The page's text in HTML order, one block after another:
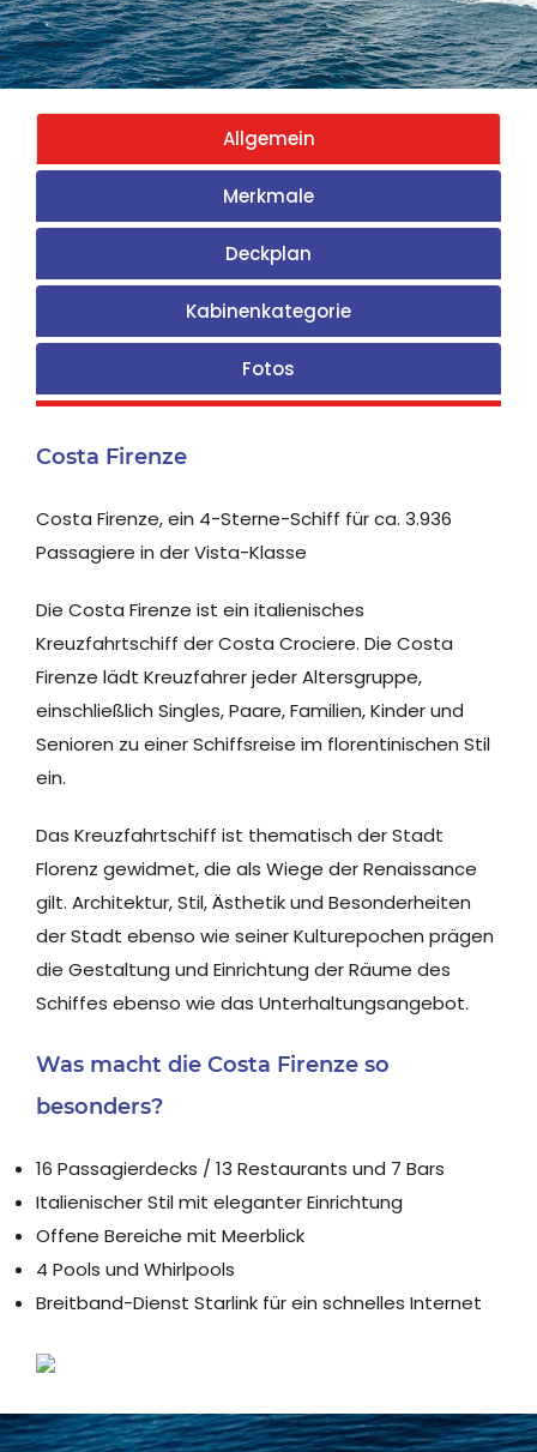
Allgemein
Merkmale
Deckplan
Kabinenkategorie
Fotos
Costa Firenze
Costa Firenze, ein 4-Sterne-Schiff für ca. 3.936
Passagiere in der Vista-Klasse
Die Costa Firenze ist ein italienisches
Kreuzfahrtschiff der Costa Crociere. Die Costa
Firenze lädt Kreuzfahrer jeder Altersgruppe,
einschließlich Singles, Paare, Familien, Kinder und
Senioren zu einer Schiffsreise im florentinischen Stil
ein.
Das Kreuzfahrtschiff ist thematisch der Stadt
Florenz gewidmet, die als Wiege der Renaissance
gilt. Architektur, Stil, Ästhetik und Besonderheiten
der Stadt ebenso wie seiner Kulturepochen prägen
die Gestaltung und Einrichtung der Räume des
Schiffes ebenso wie das Unterhaltungsangebot.
Was macht die Costa Firenze so
besonders?
16 Passagierdecks / 13 Restaurants und 7 Bars
Italienischer Stil mit eleganter Einrichtung
Offene Bereiche mit Meerblick
4 Pools und Whirlpools
Breitband-Dienst Starlink für ein schnelles Internet